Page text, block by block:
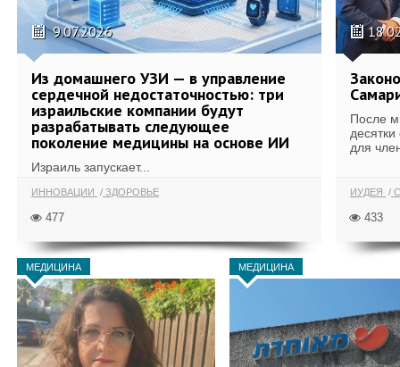
9.07.2026
Из домашнего УЗИ — в управление
сердечной недостаточностью: три
израильские компании будут
разрабатывать следующее
поколение медицины на основе ИИ
Израиль запускает...
ИННОВАЦИИ ЗДОРОВЬЕ
477
После
для
ИУДЕЯ
433
МЕДИЦИНА МЕДИЦИНА